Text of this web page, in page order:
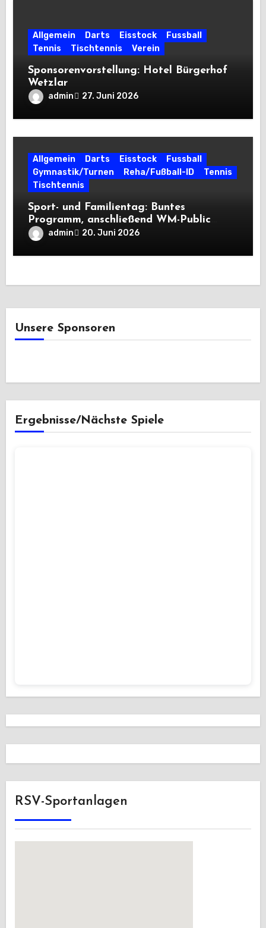
Allgemein Darts Eisstock
Fussball
Tennis
Tischtennis Verein
Sponsorenvorstellung: Hotel Bürgerhof
Wetzlar
admin 27. Juni 2026
Allgemein Darts Eisstock
Fussball
Gymnastik/Turnen
Reha/Fußball-ID
Tennis
Tischtennis
Sport- und Familientag: Buntes
Programm, anschließend WM-Public
Viewing
admin 20. Juni 2026
Unsere Sponsoren
Ergebnisse/Nächste Spiele
RSV-Sportanlagen